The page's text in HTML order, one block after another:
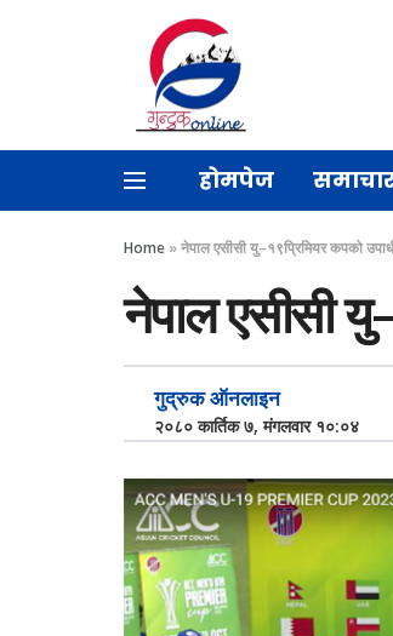
होमपेज
Home »नेपाल एसीसी यु–१९प्रिमियर कपको
नेपाल एसीसी
गुद्रुक ऑनलाइन
२०८० कार्तिक ७, मंगलवार १०:०४